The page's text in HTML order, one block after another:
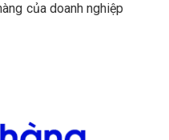
của doanh nghiệp